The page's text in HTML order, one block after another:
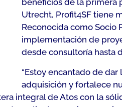
beneficios de la primera
Utrecht, Profit4SF tiene
Reconocida como Socio
implementación de
desde consultoría hasta
“Estoy encantado de dar
adquisición y fortalece
integral de Atos con la